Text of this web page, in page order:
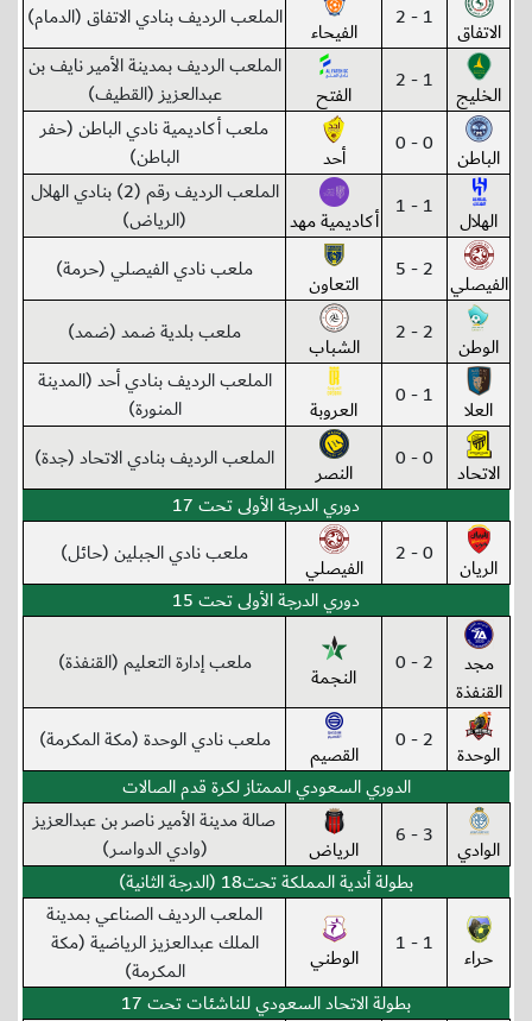
الاتفاق 1 - 2 الفيحاء الملعب الرديف بنادي الاتفاق (الدمام)
الخليج 1 - 2 الفتح
الملعب الرديف بمدينة الأمير نايف بن
عبدالعزيز (القطيف)
الباطن 0 - 0 أحد
ملعب أكاديمية نادي الباطن (حفر
الباطن)
الهلال 1 - 1 أكاديمية مهد
الملعب الرديف رقم (2) بنادي الهلال
(الرياض)
الفيصلي 2 - 5 التعاون ملعب نادي الفيصلي (حرمة)
الوطن 2 - 2 الشباب ملعب بلدية ضمد (ضمد)
العلا 1 - 0 العروبة
الملعب الرديف بنادي أحد (المدينة
المنورة)
الاتحاد 0 - 0 النصر
الملعب الرديف بنادي الاتحاد (جدة)
دوري الدرجة الأولى تحت 17
الريان 0 - 2 الفيصلي
ملعب نادي الجبلين (حائل)
دوري الدرجة الأولى تحت 15
مجد
القنفذة
2 - 0 النجمة ملعب إدارة التعليم (القنفذة)
الوحدة 2 - 0 القصيم
ملعب نادي الوحدة (مكة المكرمة)
الدوري السعودي الممتاز لكرة قدم الصالات
الوادي 3 - 6 الرياض
صالة مدينة الأمير ناصر بن عبدالعزيز
(وادي الدواسر)
بطولة أندية المملكة تحت18 (الدرجة الثانية)
حراء 1 - 1 الوطني
الملعب الرديف الصناعي بمدينة
الملك عبدالعزيز الرياضية (مكة
المكرمة)
بطولة الاتحاد السعودي للناشئات تحت 17